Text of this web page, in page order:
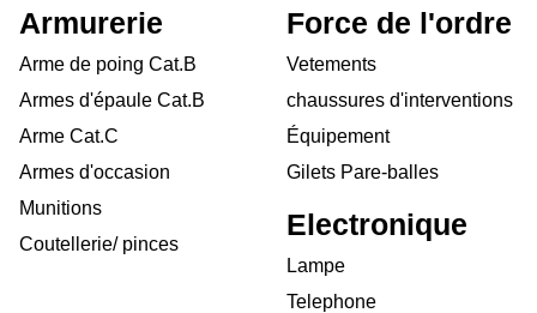
Armurerie
Arme de poing Cat.B
Armes d'épaule Cat.B
Arme Cat.C
Armes d'occasion
Munitions
Coutellerie/ pinces
Force de l'ordre
Vetements
chaussures d'interventions
Équipement
Gilets Pare-balles
Electronique
Lampe
Telephone